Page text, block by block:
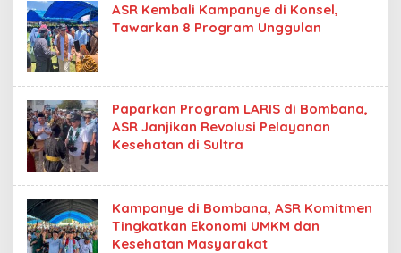
ASR Kembali Kampanye di Konsel,
Tawarkan 8 Program Unggulan
Paparkan Program LARIS di Bombana,
ASR Janjikan Revolusi Pelayanan
Kesehatan di Sultra
Kampanye di Bombana, ASR Komitmen
Tingkatkan Ekonomi UMKM dan
Kesehatan Masyarakat